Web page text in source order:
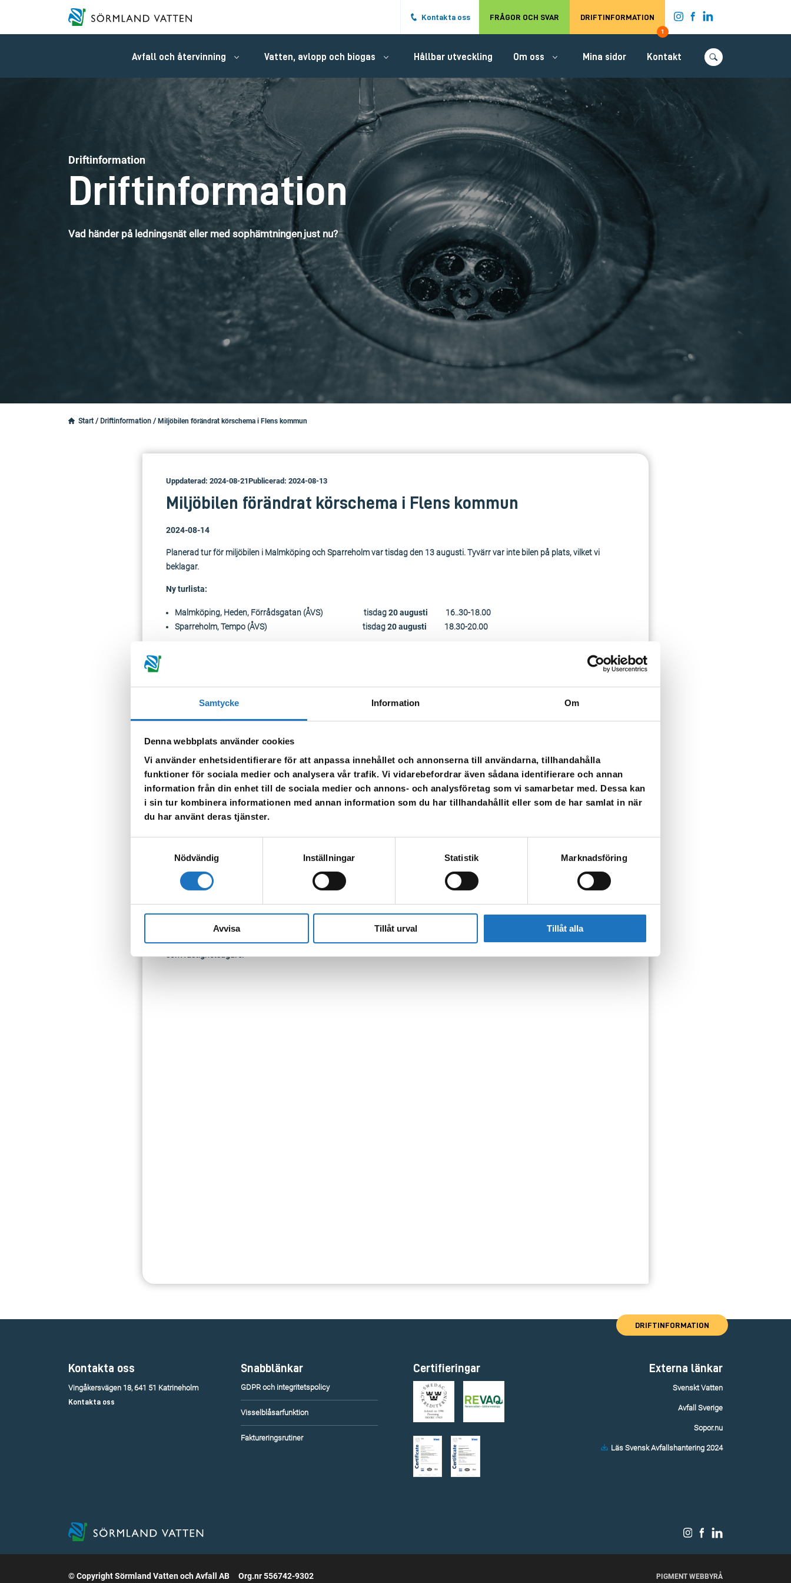
Samtycke Information Om
Denna webbplats använder cookies
Vi använder enhetsidentifierare för att anpassa innehållet och annonserna till användarna, tillhandahålla
funktioner för sociala medier och analysera vår trafik. Vi vidarebefordrar även sådana identifierare och annan
information från din enhet till de sociala medier och annons- och analysföretag som vi samarbetar med. Dessa kan
i sin tur kombinera informationen med annan information som du har tillhandahållit eller som de har samlat in när
du har använt deras tjänster.
Nödvändig
Inställningar Statistik Marknadsföring
Avvisa Tillåt urval Tillåt alla
Hoppa till det huvudsakliga innehållet.
Kontakta oss FRÅGOR OCH SVAR DRIFTINFORMATION
1
Avfall och återvinning Vatten, avlopp och biogas Hållbar utveckling Om oss Mina sidor Kontakt
Driftinformation
Driftinformation
Vad händer på ledningsnät eller med sophämtningen just nu?
Start / Driftinformation / Miljöbilen förändrat körschema i Flens kommun
Uppdaterad: 2024-08-21Publicerad: 2024-08-13
Miljöbilen förändrat körschema i Flens kommun
2024-08-14
Planerad tur för miljöbilen i Malmköping och Sparreholm var tisdag den 13 augusti. Tyvärr var inte bilen på plats, vilket vi
beklagar.
Ny turlista:
Malmköping, Heden, Förrådsgatan (ÅVS) tisdag20 augusti 16..30-18.00
Sparreholm, Tempo (ÅVS) tisdag20 augusti 18.30-20.00
Ny turlista:
Mellösa, Domarvägen (ÅVS) fredag 16 augusti 17.00-18.00
Hälleforsnäs, Torsbovägen 2 (ÅVS) fredag 16 augusti 18.30-20.00
Välkomna!
TILLBAKA
Anmäl dig till vår sms-tjänst.
Vår sms-tjänst använder vi enbart för att kunna informera dig om driftstörningar och andra händelser som kan påverka dig
som fastighetsägare.
DRIFTINFORMATION
Kontakta oss
Vingåkersvägen 18, 641 51 Katrineholm
Kontakta oss
Snabblänkar
GDPR och integritetspolicy
Visselblåsarfunktion
Faktureringsrutiner
Certifieringar Externa länkar
Svenskt Vatten
Avfall Sverige
Sopor.nu
Läs Svensk Avfallshantering 2024
© Copyright Sörmland Vatten och Avfall AB Org.nr 556742-9302 PIGMENT WEBBYRÅ